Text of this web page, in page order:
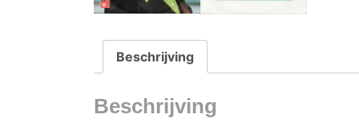
Beschrijving
Beschrijving